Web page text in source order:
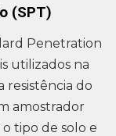
(SPT)
Penetration
utilizados na
resistência do
amostrador
tipo de solo e